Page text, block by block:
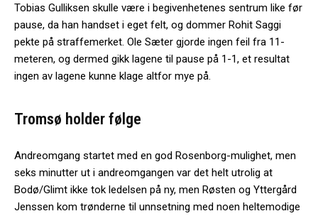
Tobias Gulliksen skulle være i begivenhetenes sentrum like før
pause, da han handset i eget felt, og dommer Rohit Saggi
pekte på straffemerket. Ole Sæter gjorde ingen feil fra 11-
meteren, og dermed gikk lagene til pause på 1-1, et resultat
ingen av lagene kunne klage altfor mye på.
Tromsø holder følge
Andreomgang startet med en god Rosenborg-mulighet, men
seks minutter ut i andreomgangen var det helt utrolig at
Bodø/Glimt ikke tok ledelsen på ny, men Røsten og Yttergård
Jenssen kom trønderne til unnsetning med noen heltemodige